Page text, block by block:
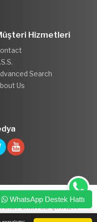
Hizmetleri
Search
Us
VE MOBİLYA
LİMİTED ŞİRKETİ
WhatsApp Destek Hattı